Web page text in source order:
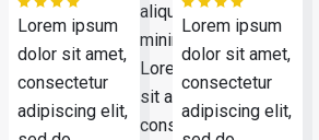
aliqua. Ut enim ad
minim veniam.
Lorem ipsum dolor
sit amet,
consectetur
Lorem ipsum
dolor sit amet,
consectetur
adipiscing elit,
Lorem ipsum
dolor sit amet,
consectetur
adipiscing elit,